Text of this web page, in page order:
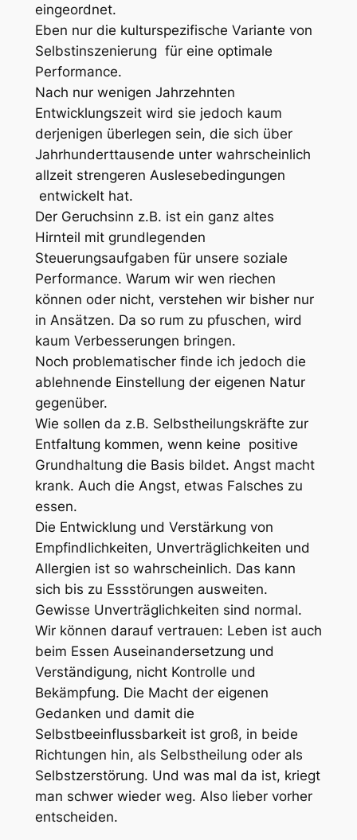
eingeordnet.
Eben nur die kulturspezifische Variante von
Selbstinszenierung für eine optimale
Performance.
Nach nur wenigen Jahrzehnten
Entwicklungszeit wird sie jedoch kaum
derjenigen überlegen sein, die sich über
Jahrhunderttausende unter wahrscheinlich
allzeit strengeren Auslesebedingungen
entwickelt hat.
Der Geruchsinn z.B. ist ein ganz altes
Hirnteil mit grundlegenden
Steuerungsaufgaben für unsere soziale
Performance. Warum wir wen riechen
können oder nicht, verstehen wir bisher nur
in Ansätzen. Da so rum zu pfuschen, wird
kaum Verbesserungen bringen.
Noch problematischer finde ich jedoch die
ablehnende Einstellung der eigenen Natur
gegenüber.
Wie sollen da z.B. Selbstheilungskräfte zur
Entfaltung kommen, wenn keine positive
Grundhaltung die Basis bildet. Angst macht
krank. Auch die Angst, etwas Falsches zu
essen.
Die Entwicklung und Verstärkung von
Empfindlichkeiten, Unverträglichkeiten und
Allergien ist so wahrscheinlich. Das kann
sich bis zu Essstörungen ausweiten.
Gewisse Unverträglichkeiten sind normal.
Wir können darauf vertrauen: Leben ist auch
beim Essen Auseinandersetzung und
Verständigung, nicht Kontrolle und
Bekämpfung. Die Macht der eigenen
Gedanken und damit die
Selbstbeeinflussbarkeit ist groß, in beide
Richtungen hin, als Selbstheilung oder als
Selbstzerstörung. Und was mal da ist, kriegt
man schwer wieder weg. Also lieber vorher
entscheiden.